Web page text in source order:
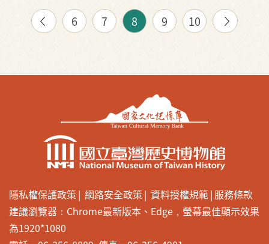
6 7 8 9 10
隱私權保護政策 網路安全政策 資料授權規範 服務條款
建議瀏覽器：Chrome最新版本、Edge，螢幕最佳顯示效果
為1920*1080